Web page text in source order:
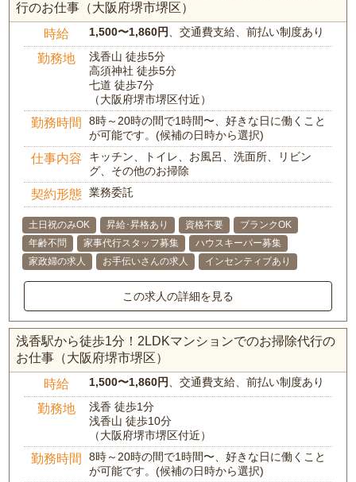
行のお仕事（大阪府堺市堺区）
時給 1,500〜1,860円、交通費支給、前払い制度あり
勤務地
浅香山 徒歩5分
高須神社 徒歩5分
七道 徒歩7分
（大阪府堺市堺区付近）
勤務時間
8時～20時の間で1時間〜、好きな日に働くこと
が可能です。(候補の日時から選択)
仕事内容
キッチン、トイレ、お風呂、洗面所、リビン
グ、その他のお掃除
契約形態 業務委託
土日祝のみOK 昇給･昇格あり 資格不要
ブランクOK
年齢不問
家事代行スタッフ募集
ハウスキーパー募集
家政婦の求人
お手伝いさんの求人 インセンティブあり
この求人の詳細を見る
浅香駅から徒歩1分！2LDKマンションでのお掃除代行の
お仕事（大阪府堺市堺区）
時給 1,500〜1,860円、交通費支給、前払い制度あり
勤務地
浅香 徒歩1分
浅香山 徒歩10分
（大阪府堺市堺区付近）
勤務時間
8時～20時の間で1時間〜、好きな日に働くこと
が可能です。(候補の日時から選択)